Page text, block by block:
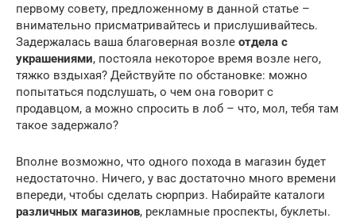
первому совету, предложенному в данной статье –
внимательно присматривайтесь и прислушивайтесь.
Задержалась ваша благоверная возле отдела с
украшениями, постояла некоторое время возле него,
тяжко вздыхая? Действуйте по обстановке: можно
попытаться подслушать, о чем она говорит с
продавцом, а можно спросить в лоб – что, мол, тебя там
такое задержало?
Вполне возможно, что одного похода в магазин будет
недостаточно. Ничего, у вас достаточно много времени
впереди, чтобы сделать сюрприз. Набирайте каталоги
различных магазинов, рекламные проспекты, буклеты.